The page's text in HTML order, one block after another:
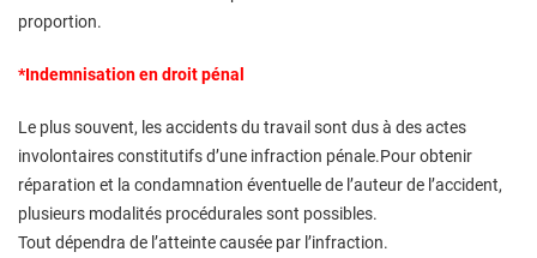
proportion.
*Indemnisation en droit pénal
Le plus souvent, les accidents du travail sont dus à des actes
involontaires constitutifs d’une infraction pénale.Pour obtenir
réparation et la condamnation éventuelle de l’auteur de l’accident,
plusieurs modalités procédurales sont possibles.
Tout dépendra de l’atteinte causée par l’infraction.